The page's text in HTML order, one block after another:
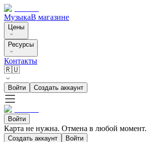
МузыкаВ магазине
Цены
Ресурсы
Контакты
🇷🇺
Войти Создать аккаунт
Войти
Карта не нужна. Отмена в любой момент.
Создать аккаунт Войти